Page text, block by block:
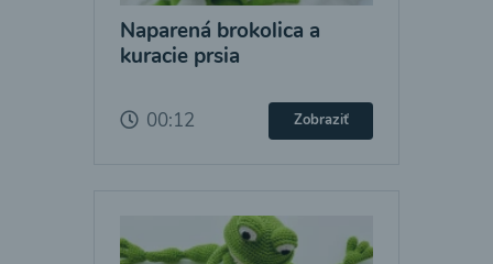
Naparená brokolica a
kuracie prsia
00:12 Zobraziť